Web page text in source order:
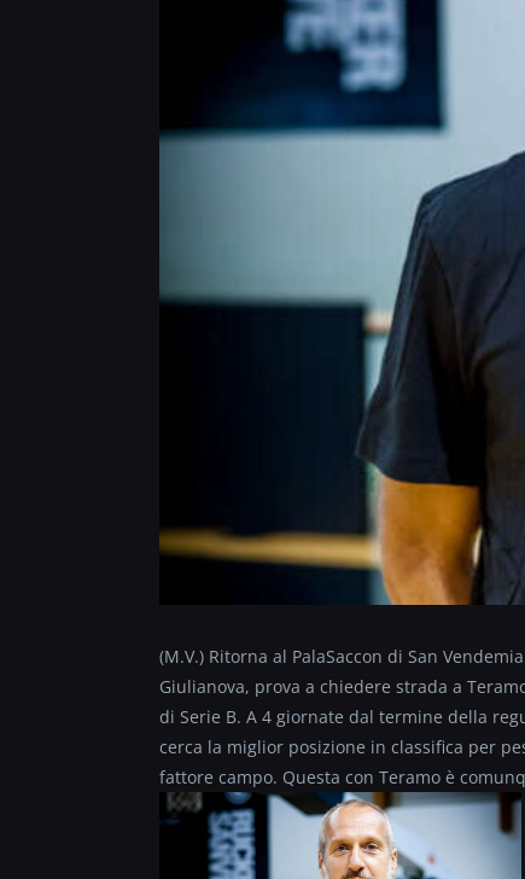
(M.V.) Ritorna al PalaSaccon di San
Giulianova, prova a chiedere strada a
di Serie B. A 4 giornate dal termine della
cerca la miglior posizione in classifica per
fattore campo. Questa con Teramo è